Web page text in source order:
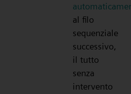
al filo
sequenziale
successivo,
il tutto
senza
intervento